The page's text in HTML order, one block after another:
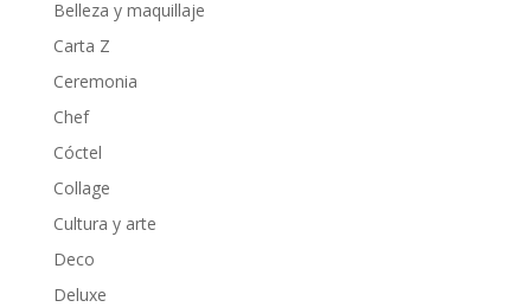
Belleza y maquillaje
Carta Z
Ceremonia
Chef
Cóctel
Collage
Cultura y arte
Deco
Deluxe